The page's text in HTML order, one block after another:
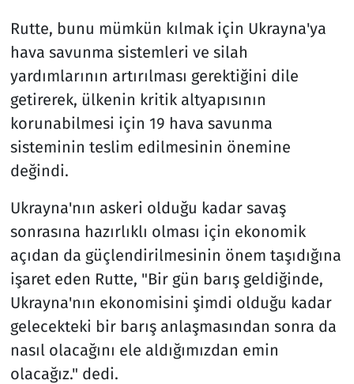
Rutte, bunu mümkün kılmak için Ukrayna'ya
hava savunma sistemleri ve silah
yardımlarının artırılması gerektiğini dile
getirerek, ülkenin kritik altyapısının
korunabilmesi için 19 hava savunma
sisteminin teslim edilmesinin önemine
değindi.
Ukrayna'nın askeri olduğu kadar savaş
sonrasına hazırlıklı olması için ekonomik
açıdan da güçlendirilmesinin önem taşıdığına
işaret eden Rutte, "Bir gün barış geldiğinde,
Ukrayna'nın ekonomisini şimdi olduğu kadar
gelecekteki bir barış anlaşmasından sonra da
nasıl olacağını ele aldığımızdan emin
olacağız." dedi.